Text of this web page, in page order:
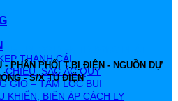
BỊ CƠ ĐIỆN TRƯỜNG PHÁT
- PHÂN PHỐI T.BỊ ĐIỆN - NGUỒN DỰ
- S/X TỦ ĐIỆN
THANH CÁI
CHIỀU, SẠC ẮC QUY
GIÓ – TẤM LỌC BỤI
KHIỂN, BIẾN ÁP CÁCH LY